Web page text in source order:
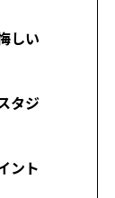
しい
タジ
ント